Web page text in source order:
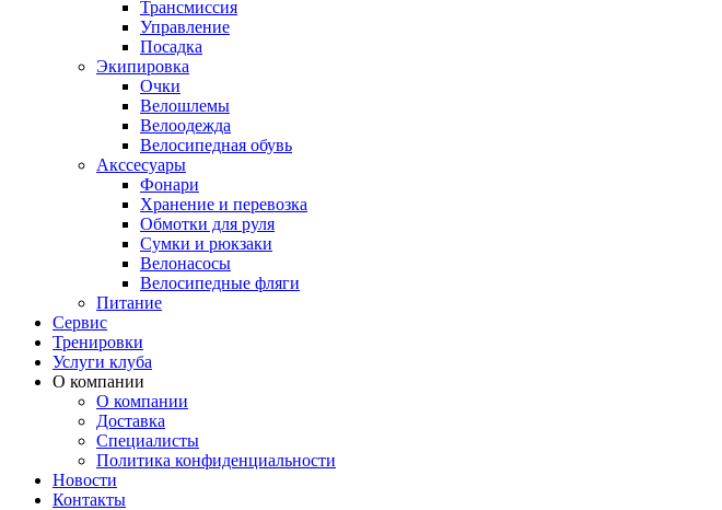
Трансмиссия
Управление
Посадка
Экипировка
Очки
Велошлемы
Велоодежда
Велосипедная обувь
Акссесуары
Фонари
Хранение и перевозка
Обмотки для руля
Сумки и рюкзаки
Велонасосы
Велосипедные фляги
Питание
Сервис
Тренировки
Услуги клуба
О компании
О компании
Доставка
Специалисты
Политика конфиденциальности
Новости
Контакты